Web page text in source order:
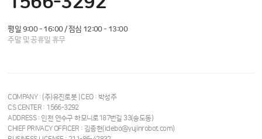
평일 9:00 - 16:00 / 점심 12:00 - 13:00
주말 및 공휴일 휴무
COMPANY : (주)유진로봇 | CEO : 박성주
CS CENTER : 1566-3292
ADDRESS : 인천 연수구 하모니로187번길 33(송도동)
CHIEF PRIVACY OFFICER : 김종현(iclebo@yujinrobot.com)